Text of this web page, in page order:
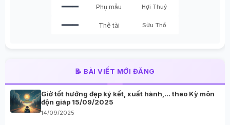
━━━ Phụ mẫu Hợi Thuỷ
━━━ Thê tài Sửu Thổ
📝 BÀI VIẾT MỚI ĐĂNG
Giờ tốt hướng đẹp ký kết, xuất hành,… theo Kỳ môn
độn giáp 15/09/2025
14/09/2025